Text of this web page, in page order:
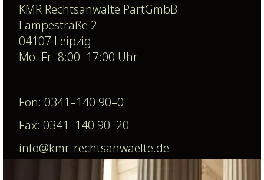
KMR Rechtsanwälte PartGmbB
Lampestraße 2
04107 Leipzig
Mo–Fr 8:00–17:00 Uhr
Fon: 0341–140 90–0
Fax: 0341–140 90–20
info@kmr-rechtsanwaelte.de